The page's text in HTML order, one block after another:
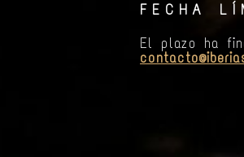
FECHA
El plazo ha